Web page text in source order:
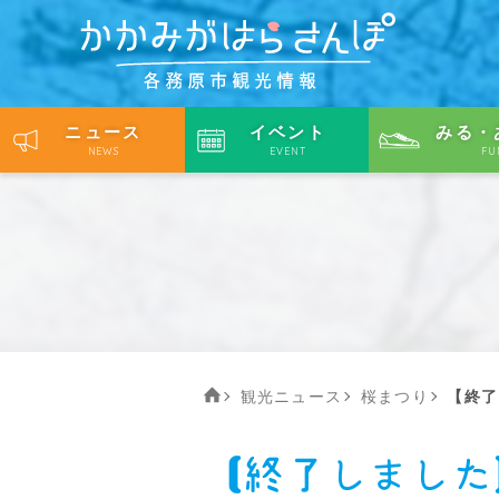
ニュース
NEWS
イベント
EVENT
みる・
観光ニュース 桜まつり 【終
【終了しまし